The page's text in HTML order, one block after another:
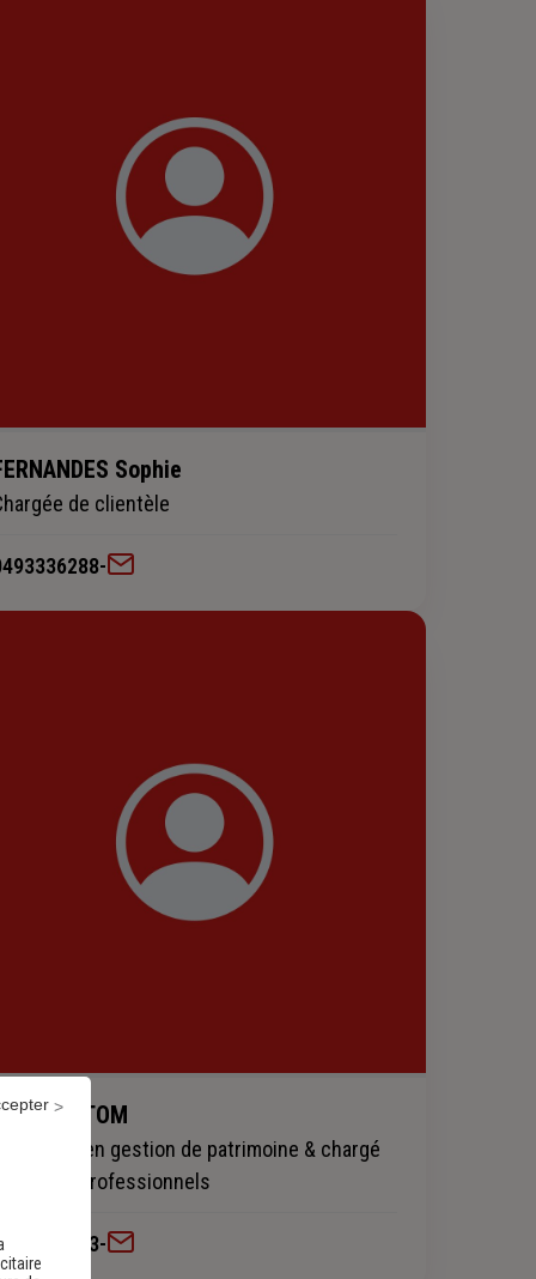
Sophie
de clientèle
-
TOM
Conseiller en gestion de patrimoine & chargé
d'affaires professionnels
-